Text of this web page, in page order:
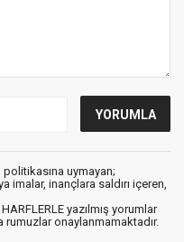
politikasına uymayan;
imalar, inançlara saldırı içeren,
yazılmış yorumlar
rumuzlar onaylanmamaktadır.